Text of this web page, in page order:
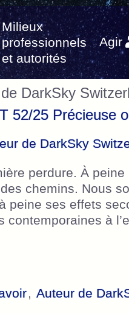
Milieux
professionnels
et autorités
Agir
DarkSky
52/25 Précieuse
de DarkSky
perdure. À
chemins. Nous
peine ses effets
contemporaines à
, Auteur de